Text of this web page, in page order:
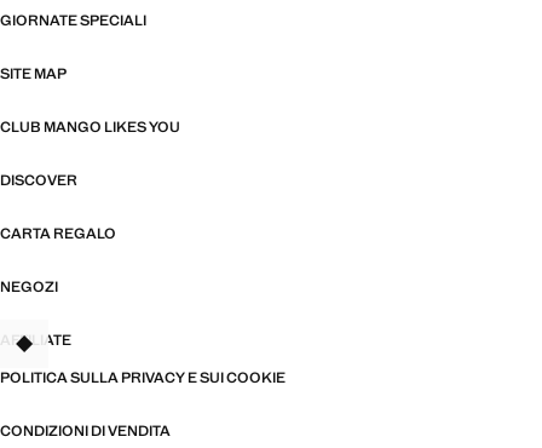
GIORNATE SPECIALI
SITE MAP
CLUB MANGO LIKES YOU
DISCOVER
CARTA REGALO
NEGOZI
AFFILIATE
POLITICA SULLA PRIVACY E SUI COOKIE
CONDIZIONI DI VENDITA